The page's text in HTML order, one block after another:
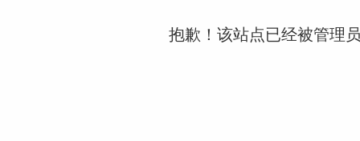
抱歉！该站点已经被管理